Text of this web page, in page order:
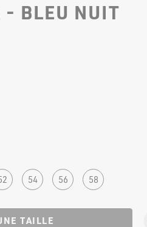
- BLEU NUIT
54 56 58
TAILLE